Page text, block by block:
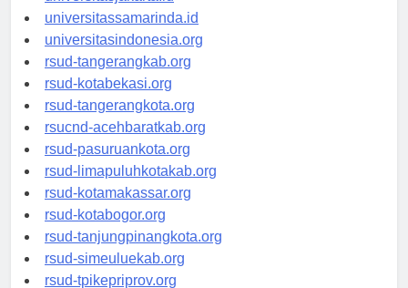
universitasjakarta.id
universitassamarinda.id
universitasindonesia.org
rsud-tangerangkab.org
rsud-kotabekasi.org
rsud-tangerangkota.org
rsucnd-acehbaratkab.org
rsud-pasuruankota.org
rsud-limapuluhkotakab.org
rsud-kotamakassar.org
rsud-kotabogor.org
rsud-tanjungpinangkota.org
rsud-simeuluekab.org